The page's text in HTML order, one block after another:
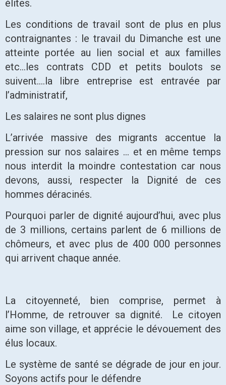
élites.
Les conditions de travail sont de plus en plus
contraignantes : le travail du Dimanche est une
atteinte portée au lien social et aux familles
etc…les contrats CDD et petits boulots se
suivent….la libre entreprise est entravée par
l’administratif,
Les salaires ne sont plus dignes
L’arrivée massive des migrants accentue la
pression sur nos salaires … et en même temps
nous interdit la moindre contestation car nous
devons, aussi, respecter la Dignité de ces
hommes déracinés.
Pourquoi parler de dignité aujourd’hui, avec plus
de 3 millions, certains parlent de 6 millions de
chômeurs, et avec plus de 400 000 personnes
qui arrivent chaque année.
La citoyenneté, bien comprise, permet à
l’Homme, de retrouver sa dignité. Le citoyen
aime son village, et apprécie le dévouement des
élus locaux.
Le système de santé se dégrade de jour en jour.
Soyons actifs pour le défendre